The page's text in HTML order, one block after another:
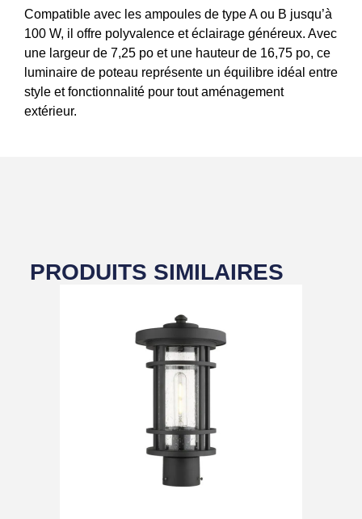
Compatible avec les ampoules de type A ou B jusqu’à
100 W, il offre polyvalence et éclairage généreux. Avec
une largeur de 7,25 po et une hauteur de 16,75 po, ce
luminaire de poteau représente un équilibre idéal entre
style et fonctionnalité pour tout aménagement
extérieur.
PRODUITS SIMILAIRES